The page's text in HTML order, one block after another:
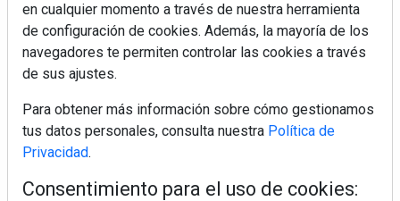
electrodomésticos, novedades informáticas, electrónica de
consumo, canal electro, retail, análisis distribución, noticias
tiendas electrodomésticos, línea blanca, línea marrón,
pequeño electrodoméstico, datos de mercado.
en cualquier momento a través de nuestra herramienta
de configuración de cookies. Además, la mayoría de los
navegadores te permiten controlar las cookies a través
de sus ajustes.
Para obtener más información sobre cómo gestionamos
tus datos personales, consulta nuestra Política de
Privacidad.
Consentimiento para el uso de cookies: